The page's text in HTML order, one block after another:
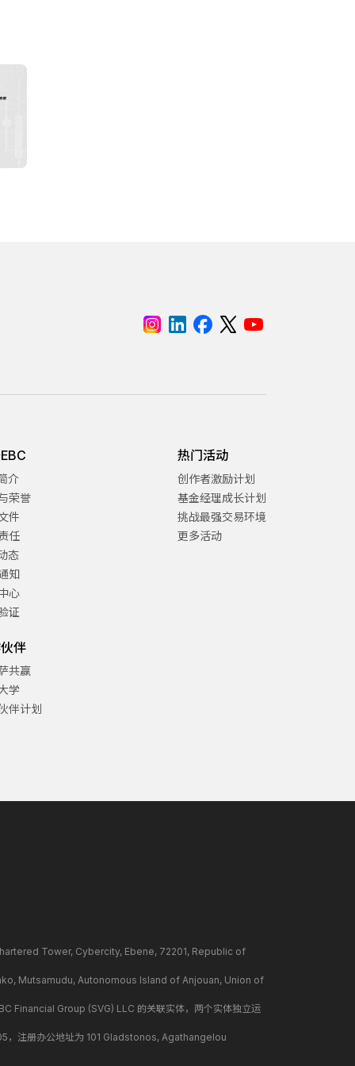
介
荣誉
件
任
态
知
心
证
伴
共赢
学
伴计划
热门活动
创作者激励计划
基金经理成长计划
挑战最强交易环境
更多活动
Tower, Cybercity, Ebene, 72201, Republic of
Mutsamudu, Autonomous Island of Anjouan, Union of
Financial Group (SVG) LLC 的关联实体，两个实体独立运
，注册办公地址为 101 Gladstonos, Agathangelou